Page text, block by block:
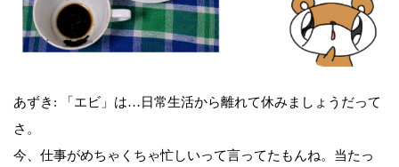
あずき: 「エビ」は…日常生活から離れて休みましょうだって
さ。
今、仕事がめちゃくちゃ忙しいって言ってたもんね。当たっ